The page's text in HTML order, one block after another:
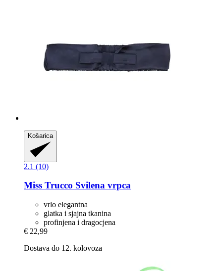
Košarica
2.1 (10)
Miss Trucco Svilena vrpca
vrlo elegantna
glatka i sjajna tkanina
profinjena i ​​dragocjena
€ 22,99
Dostava do 12. kolovoza